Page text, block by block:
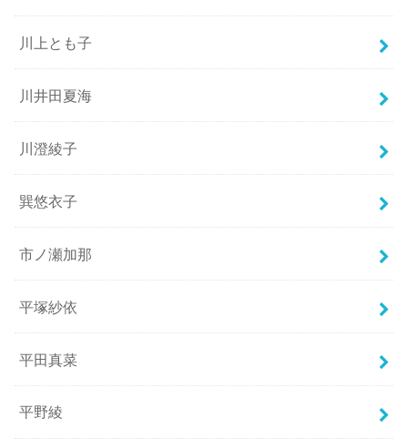
川上とも子
川井田夏海
川澄綾子
巽悠衣子
市ノ瀬加那
平塚紗依
平田真菜
平野綾